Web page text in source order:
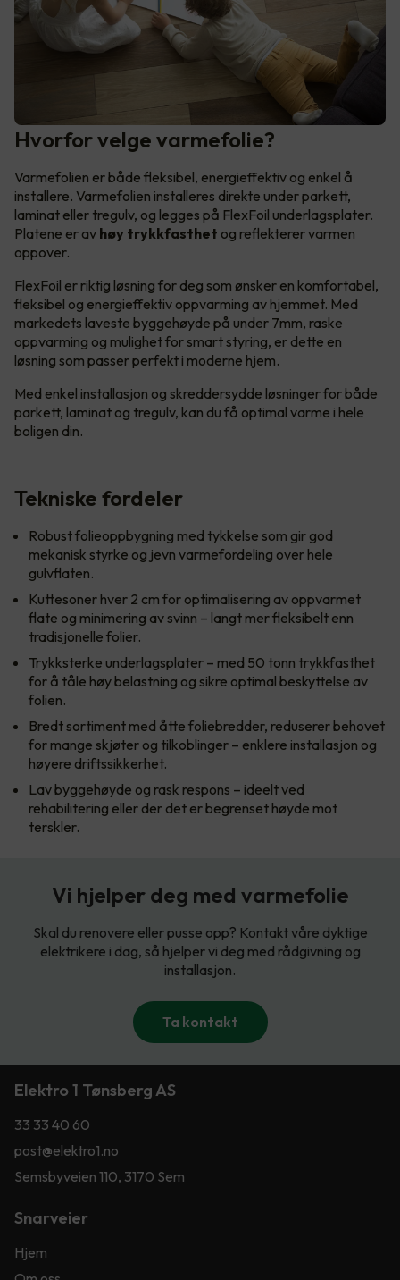
Hvorfor velge varmefolie?
Varmefolien er både fleksibel, energieffektiv og enkel å
installere. Varmefolien installeres direkte under parkett,
laminat eller tregulv, og legges på FlexFoil underlagsplater.
Platene er av høy trykkfasthet og reflekterer varmen
oppover.
FlexFoil er riktig løsning for deg som ønsker en komfortabel,
fleksibel og energieffektiv oppvarming av hjemmet. Med
markedets laveste byggehøyde på under 7mm, raske
oppvarming og mulighet for smart styring, er dette en
løsning som passer perfekt i moderne hjem.
Med enkel installasjon og skreddersydde løsninger for både
parkett, laminat og tregulv, kan du få optimal varme i hele
boligen din.
Tekniske fordeler
Robust folieoppbygning med tykkelse som gir god
mekanisk styrke og jevn varmefordeling over hele
gulvflaten.
Kuttesoner hver 2 cm for optimalisering av oppvarmet
flate og minimering av svinn – langt mer fleksibelt enn
tradisjonelle folier.
Trykksterke underlagsplater – med 50 tonn trykkfasthet
for å tåle høy belastning og sikre optimal beskyttelse av
folien.
Bredt sortiment med åtte foliebredder, reduserer behovet
for mange skjøter og tilkoblinger – enklere installasjon og
høyere driftssikkerhet.
Lav byggehøyde og rask respons – ideelt ved
rehabilitering eller der det er begrenset høyde mot
terskler.
Vi hjelper deg med varmefolie
Skal du renovere eller pusse opp? Kontakt våre dyktige
elektrikere i dag, så hjelper vi deg med rådgivning og
installasjon.
Ta kontakt
Elektro 1 Tønsberg AS
33 33 40 60
post@elektro1.no
Semsbyveien 110, 3170 Sem
Snarveier
Hjem